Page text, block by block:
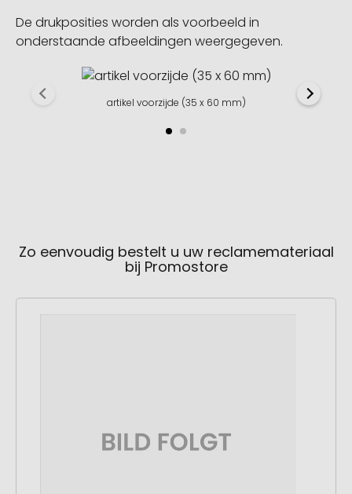
De drukposities worden als voorbeeld in
onderstaande afbeeldingen weergegeven.
artikel voorzijde (35 x 60 mm)
Zo eenvoudig bestelt u uw reclamemateriaal
bij Promostore